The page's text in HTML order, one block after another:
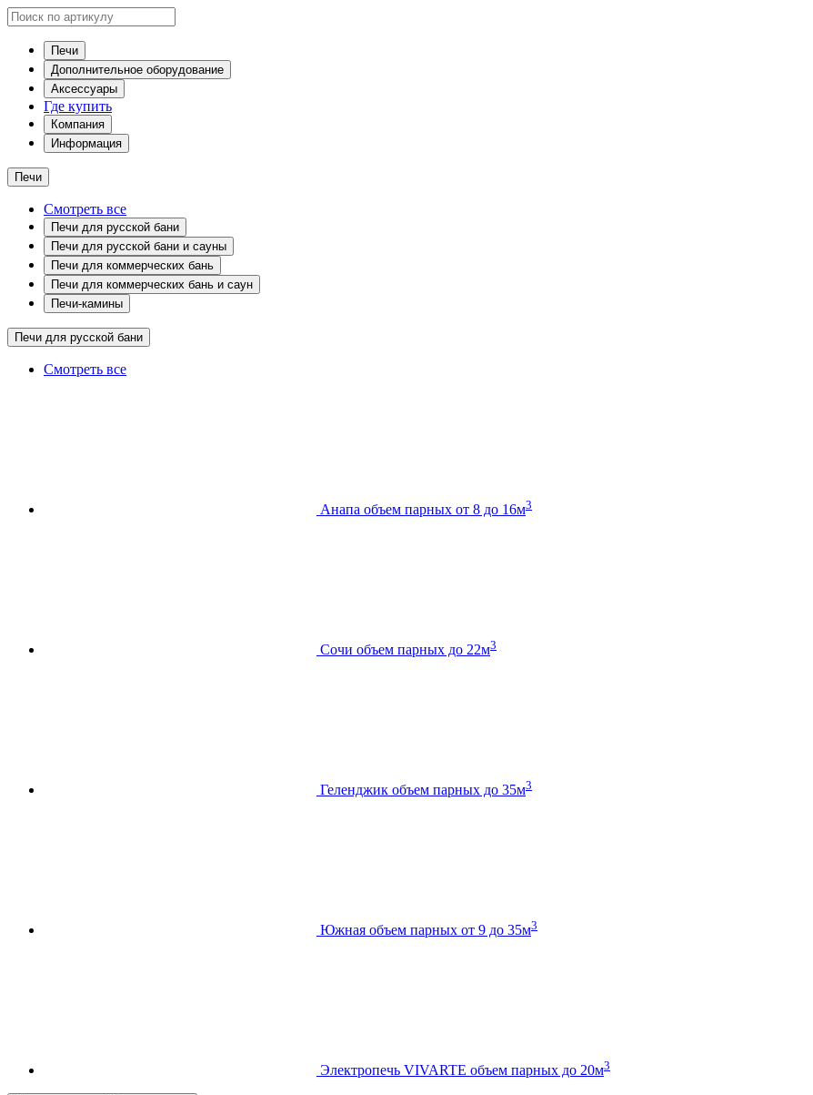
Печи
Дополнительное оборудование
Аксессуары
Где купить
Компания
Информация
Печи
Смотреть все
Печи для русской бани
Печи для русской бани и сауны
Печи для коммерческих бань
Печи для коммерческих бань и саун
Печи-камины
Печи для русской бани
Смотреть все
Анапа объем парных от 8 до 16м3
Сочи объем парных до 22м3
Геленджик объем парных до 35м3
Южная объем парных от 9 до 35м3
Электропечь VIVARTE объем парных до 20м3